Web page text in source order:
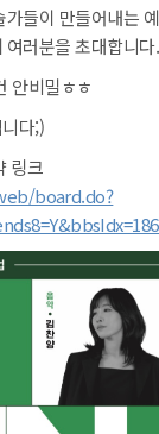
가들이 만들어내는
여러분을 초대합니
안비밀ㅎㅎ
다;)
링크
board.do?